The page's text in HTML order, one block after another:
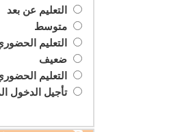
التعليم عن بعد
متوسط
التعليم الحضوري
ضعيف
التعليم الحضوري
تأجيل الدخول